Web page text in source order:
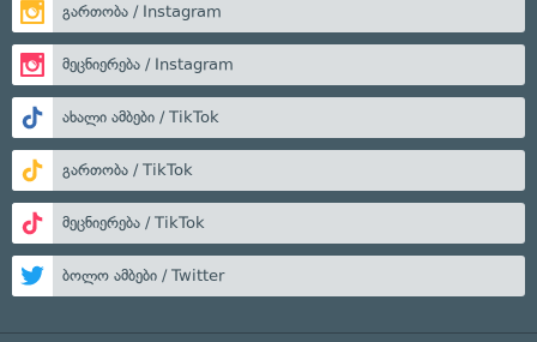
გართობა / Instagram
მეცნიერება / Instagram
ახალი ამბები / TikTok
გართობა / TikTok
მეცნიერება / TikTok
ბოლო ამბები / Twitter